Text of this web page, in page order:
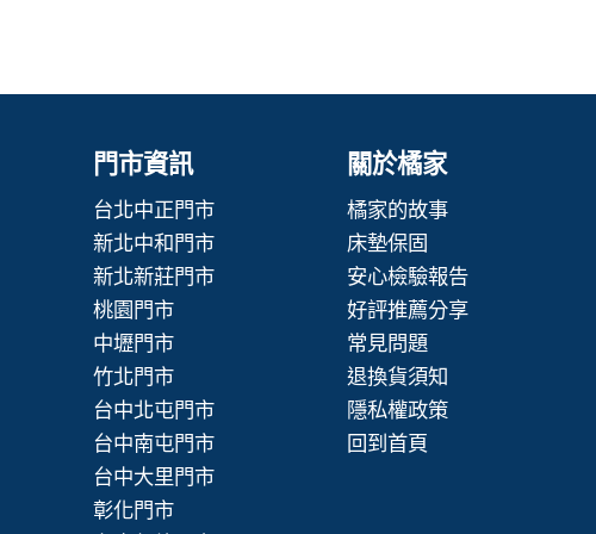
門市資訊
台北中正門市
新北中和門市
新北新莊門市
桃園門市
中壢門市
竹北門市
台中北屯門市
台中南屯門市
台中大里門市
彰化門市
關於橘家
橘家的故事
床墊保固
安心檢驗報告
好評推薦分享
常見問題
退換貨須知
隱私權政策
回到首頁